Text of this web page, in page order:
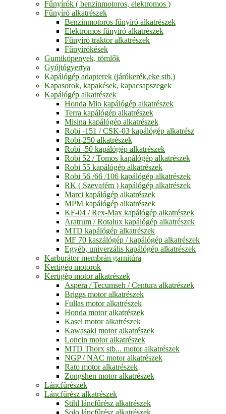
Fűnyírók ( benzinmotoros, elektromos )
Fűnyíró alkatrészek
Benzinmotoros fűnyíró alkatrészek
Elektromos fűnyíró alkatrészek
Fűnyíró traktor alkatrészek
Fűnyírókések
Gumiköpenyek, tömlők
Gyújtógyertya
Kapálógép adapterek (járókerék,eke stb.)
Kapasorok, kapakések, kapacsapszegek
Kapálógép alkatrészek
Honda Mio kapálógép alkatrészek
Terra kapálógép alkatrészek
Misina kapálógép alkatrészek
Robi -151 / CSK-03 kapálógép alkatrész
Robi-250 alkatrészek
Robi -50 kapálógép alkatrészek
Robi 52 / Tomos kapálógép alkatrészek
Robi 55 kapálógép alkatrészek
Robi 56 /66 /106 kapálógép alkatrészek
RK ( Szevafém ) kapálógép alkatrészek
Marci kapálógép alkatrészek
MPM kapálógép alkatrészek
KF-04 / Rex-Max kapálógép alkatrészek
Aratrum / Rotalux kapálógép alkatrészek
MTD kapálógép alkatrészek
MF 70 kaszálógép / kapálógép alkatrészek
Egyéb, univerzális kapálógép alkatrészek
Karburátor membrán garnitúra
Kertigép motorok
Kertigép motor alkatrészek
Aspera / Tecumseh / Centura alkatrészek
Briggs motor alkatrészek
Fullas motor alkatrészek
Honda motor alkatrészek
Kasei motor alkatrészek
Kawasaki motor alkatrészek
Loncin motor alkatrészek
MTD Thorx stb... motor alkatrészek
NGP / NAC motor alkatrészek
Rato motor alkatrészek
Zongshen motor alkatrészek
Láncfűrészek
Láncfűrész alkatrészek
Stihl láncfűrész alkatrészek
Solo láncfűrész alkatrészek